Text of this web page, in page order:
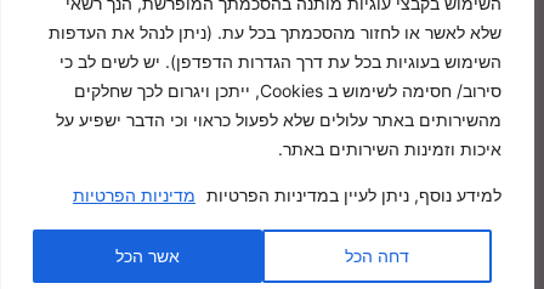
שלא לאשר או לחזור מהסכמתך בכל עת. (ניתן לנהל את העדפות
השימוש בעוגיות בכל עת דרך הגדרות הדפדפן). יש לשים לב כי
סירוב/ חסימה לשימוש ב Cookies, ייתכן ויגרום לכך שחלקים
מהשירותים באתר עלולים שלא לפעול כראוי וכי הדבר ישפיע על
איכות וזמינות השירותים באתר.
למידע נוסף, ניתן לעיין במדיניות הפרטיות מדיניות הפרטיות
דחה הכל אשר הכל
ימים א-ה- 8:30-16:00
כל הזכויות שמורות לשמיים
סוכנות לביטוח בע”מ 2020